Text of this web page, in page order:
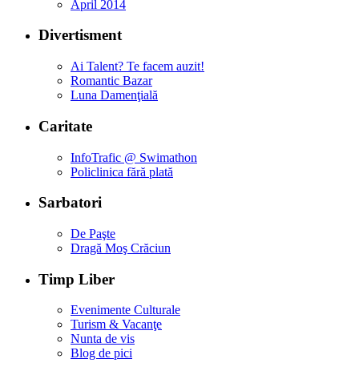
April 2014
Divertisment
Ai Talent? Te facem auzit!
Romantic Bazar
Luna Damenţială
Caritate
InfoTrafic @ Swimathon
Policlinica fără plată
Sarbatori
De Paşte
Dragă Moş Crăciun
Timp Liber
Evenimente Culturale
Turism & Vacanţe
Nunta de vis
Blog de pici